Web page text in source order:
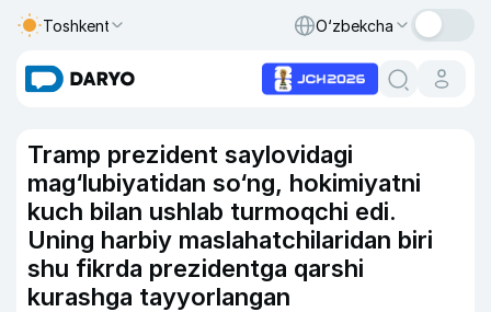
Toshkent O‘zbekcha
Tramp prezident saylovidagi
mag‘lubiyatidan so‘ng, hokimiyatni
kuch bilan ushlab turmoqchi edi.
Uning harbiy maslahatchilaridan biri
shu fikrda prezidentga qarshi
kurashga tayyorlangan